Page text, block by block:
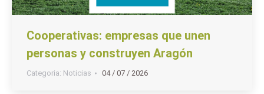
Cooperativas: empresas que unen
personas y construyen Aragón
Categoria: Noticias 04 / 07 / 2026